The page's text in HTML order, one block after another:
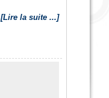
[Lire la suite ...]